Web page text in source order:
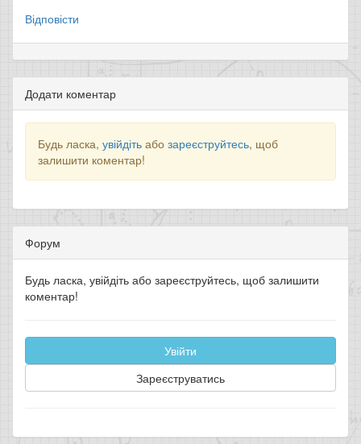
Відповісти
Додати коментар
Будь ласка, увійдіть або зареєструйтесь, щоб
залишити коментар!
Форум
Будь ласка, увійдіть або зареєструйтесь, щоб залишити
коментар!
Увійти
Зареєструватись